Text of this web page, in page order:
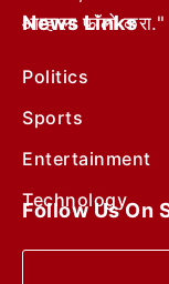
आम्हाला फॉलो करा."
News Links
Politics
Sports
Entertainment
Technology
Follow Us On